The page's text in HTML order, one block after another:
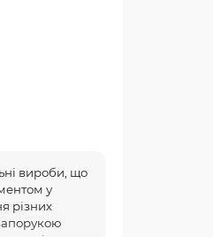
вироби, що
у
різних